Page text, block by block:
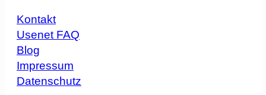
Kontakt
Usenet FAQ
Blog
Impressum
Datenschutz